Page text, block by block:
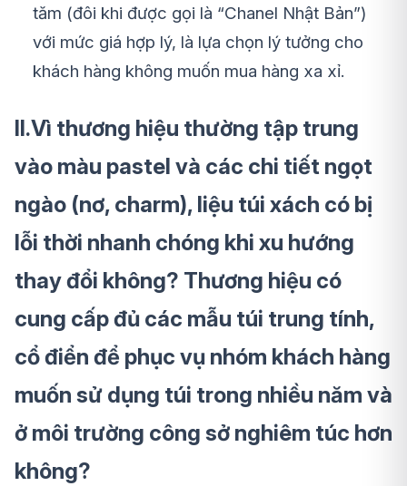
tăm (đôi khi được gọi là “Chanel Nhật Bản”)
với mức giá hợp lý, là lựa chọn lý tưởng cho
khách hàng không muốn mua hàng xa xỉ.
II.Vì thương hiệu thường tập trung
vào màu pastel và các chi tiết ngọt
ngào (nơ, charm), liệu túi xách có bị
lỗi thời nhanh chóng khi xu hướng
thay đổi không? Thương hiệu có
cung cấp đủ các mẫu túi trung tính,
cổ điển để phục vụ nhóm khách hàng
muốn sử dụng túi trong nhiều năm và
ở môi trường công sở nghiêm túc hơn
không?